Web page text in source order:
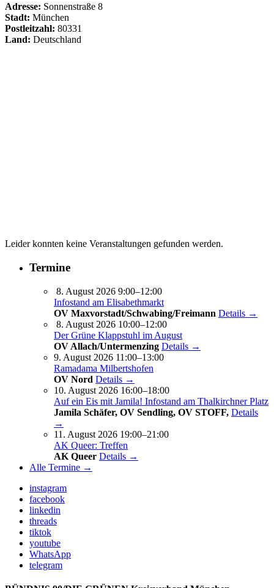
Adresse: Sonnenstraße 8
Stadt: München
Postleitzahl: 80331
Land: Deutschland
Leider konnten keine Veranstaltungen gefunden werden.
Termine
8. August 2026 9:00–12:00
Infostand am Elisabethmarkt
OV Maxvorstadt/Schwabing/Freimann Details →
8. August 2026 10:00–12:00
Der Grüne Klappstuhl im August
OV Allach/Untermenzing Details →
9. August 2026 11:00–13:00
Ramadama Milbertshofen
OV Nord Details →
10. August 2026 16:00–18:00
Auf ein Eis mit Jamila! Infostand am Thalkirchner Platz
Jamila Schäfer, OV Sendling, OV STOFF, Details
→
11. August 2026 19:00–21:00
AK Queer: Treffen
AK Queer Details →
Alle Termine →
instagram
facebook
linkedin
threads
tiktok
youtube
WhatsApp
telegram